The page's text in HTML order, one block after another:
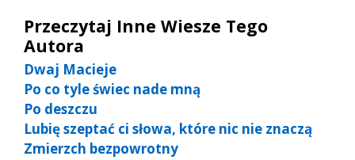
Przeczytaj Inne Wiesze Tego
Autora
Dwaj Macieje
Po co tyle świec nade mną
Po deszczu
Lubię szeptać ci słowa, które nic nie znaczą
Zmierzch bezpowrotny